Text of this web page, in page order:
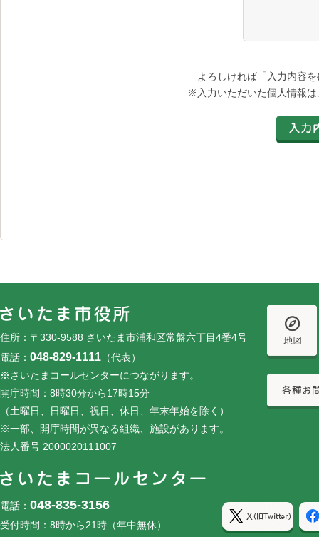
よろしければ「入力内容
※入力いただいた個人情報
住所：〒330-9588 さいたま市浦和区常盤六丁目4番4号
電話： 048-829-1111 （代表）
※さいたまコールセンターにつながります。
開庁時間：8時30分から17時15分
（土曜日、日曜日、祝日、休日、年末年始を除く）
※一部、開庁時間が異なる組織、施設があります。
法人番号 2000020111007
電話： 048-835-3156
受付時間：8時から21時（年中無休）